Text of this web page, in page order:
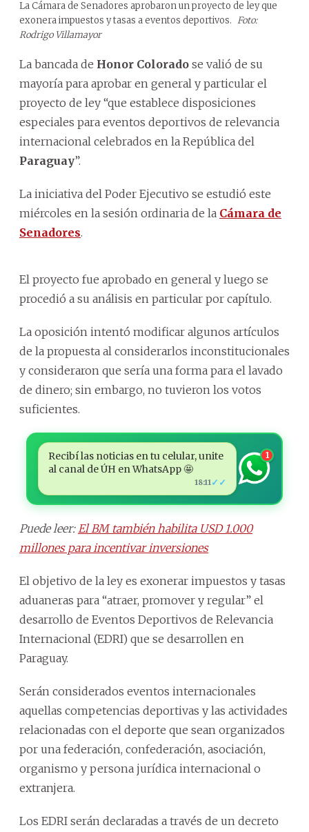
La Cámara de Senadores aprobaron un proyecto de ley que
exonera impuestos y tasas a eventos deportivos. Foto:
Rodrigo Villamayor
La bancada de Honor Colorado se valió de su
mayoría para aprobar en general y particular el
proyecto de ley “que establece disposiciones
especiales para eventos deportivos de relevancia
internacional celebrados en la República del
Paraguay”.
La iniciativa del Poder Ejecutivo se estudió este
miércoles en la sesión ordinaria de la Cámara de
Senadores.
El proyecto fue aprobado en general y luego se
procedió a su análisis en particular por capítulo.
La oposición intentó modificar algunos artículos
de la propuesta al considerarlos inconstitucionales
y consideraron que sería una forma para el lavado
de dinero; sin embargo, no tuvieron los votos
suficientes.
Recibí las noticias en tu celular, unite
al canal de ÚH en WhatsApp 🤩
18:11 ✓✓
1
Puede leer: El BM también habilita USD 1.000
millones para incentivar inversiones
El objetivo de la ley es exonerar impuestos y tasas
aduaneras para “atraer, promover y regular” el
desarrollo de Eventos Deportivos de Relevancia
Internacional (EDRI) que se desarrollen en
Paraguay.
Serán considerados eventos internacionales
aquellas competencias deportivas y las actividades
relacionadas con el deporte que sean organizados
por una federación, confederación, asociación,
organismo y persona jurídica internacional o
extranjera.
Los EDRI serán declaradas a través de un decreto